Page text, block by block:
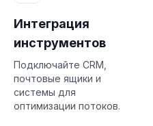
Интеграция
инструментов
Подключайте CRM,
почтовые ящики и
системы для
оптимизации потоков.